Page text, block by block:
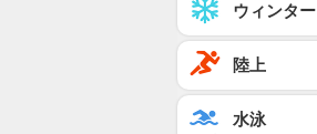
ウィンター
陸上
水泳